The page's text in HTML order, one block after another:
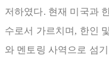
저하였다. 현재 미국과
수로서 가르치며, 한인
와 멘토링 사역으로 섬